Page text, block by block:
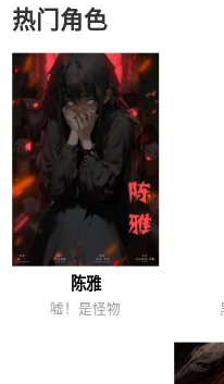
热门角色
陈雅
嘘！是怪物